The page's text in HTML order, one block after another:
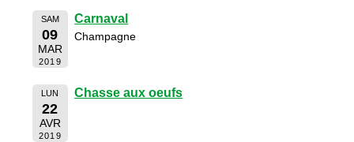
SAM
09
MAR
2019
Carnaval
Champagne
LUN
22
AVR
2019
Chasse aux oeufs